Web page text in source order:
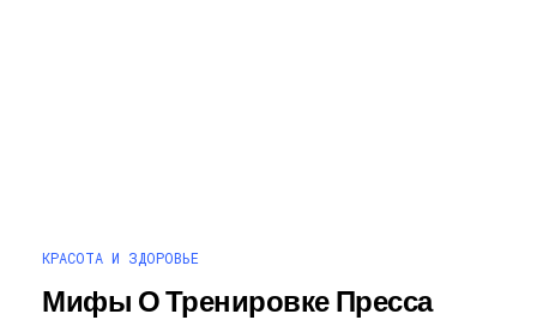
КРАСОТА И ЗДОРОВЬЕ
Мифы О Тренировке Пресса